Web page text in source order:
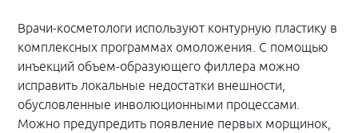
Врачи-косметологи используют контурную пластику в
комплексных программах омоложения. С помощью
инъекций объем-образующего филлера можно
исправить локальные недостатки внешности,
обусловленные инволюционными процессами.
Можно предупредить появление первых морщинок,